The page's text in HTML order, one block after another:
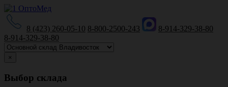
8 (423) 260-05-10 8-800-2500-243
8-914-329-38-80
8-914-329-38-80
×
Выбор склада